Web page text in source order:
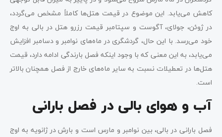
کاهش می‌یابد. این موضوع در قیمت هتل‌ها کاملاً مشخص می‌گردد،
در ژوئن، جولای، آگوست و سپتامبر قیمت رزرو هتل در بالی به اوج
خود می‌رسد. با این حال، گردشگری در ماه‌های نوامبر و دسامبر افزایش
می‌یابد، به این معنی که با وجود اینکه فصل بارندگی ادامه دارد، قیمت
هتل‌ها در تعطیلات نسبت به سایر ماه‌های خارج از فصل همچنان بالاتر
است.
آب و هوای بالی در فصل بارانی
فصل بارانی در بالی، بین نوامبر و مارس است و بارش در ژانویه به اوج